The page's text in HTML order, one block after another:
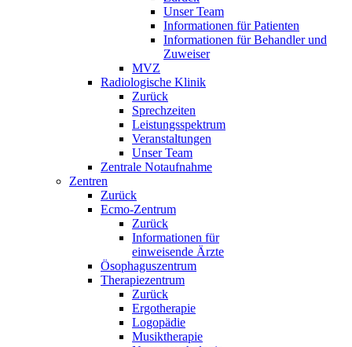
Unser Team
Informationen für Patienten
Informationen für Behandler und
Zuweiser
MVZ
Radiologische Klinik
Zurück
Sprechzeiten
Leistungsspektrum
Veranstaltungen
Unser Team
Zentrale Notaufnahme
Zentren
Zurück
Ecmo-Zentrum
Zurück
Informationen für
einweisende Ärzte
Ösophaguszentrum
Therapiezentrum
Zurück
Ergotherapie
Logopädie
Musiktherapie